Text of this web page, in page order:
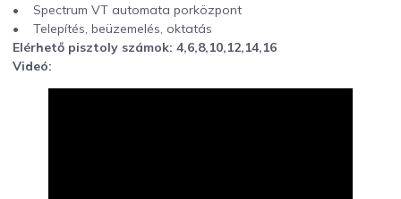
• Spectrum VT automata porközpont
• Telepítés, beüzemelés, oktatás
Elérhető pisztoly számok: 4,6,8,10,12,14,16
Videó: